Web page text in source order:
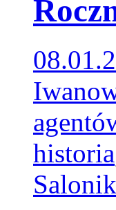
historia